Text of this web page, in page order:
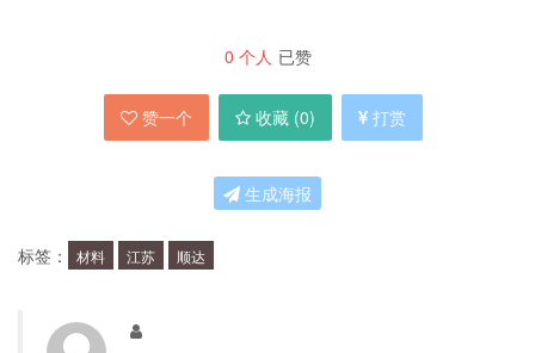
江苏恒顺达新材料股份有限公司的产品远销欧洲、
北美、东南亚等地，拥有丰富的海外市场经验和客
户资源，是中国出口龙头企业之一。
江苏恒顺达新材料股份有限公司的投资价值
在哪里？
首先，江苏恒顺达新材料股份有限公司的产品具有
0 个人 已赞
赞一个 收藏 (0) 打赏
生成海报
标签： 材料 江苏 顺达